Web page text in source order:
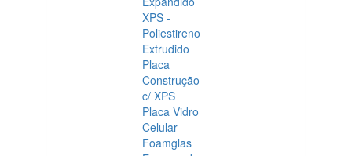
XPS -
Poliestireno
Extrudido
Placa
Construção
c/ XPS
Placa Vidro
Celular
Foamglas